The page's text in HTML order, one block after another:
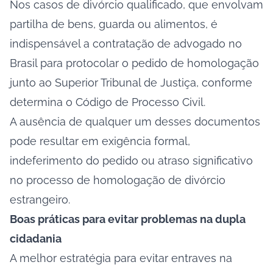
Nos casos de divórcio qualificado, que envolvam
partilha de bens, guarda ou alimentos, é
indispensável a contratação de advogado no
Brasil para protocolar o pedido de homologação
junto ao Superior Tribunal de Justiça, conforme
determina o Código de Processo Civil.
A ausência de qualquer um desses documentos
pode resultar em exigência formal,
indeferimento do pedido ou atraso significativo
no processo de homologação de divórcio
estrangeiro.
Boas práticas para evitar problemas na dupla
cidadania
A melhor estratégia para evitar entraves na